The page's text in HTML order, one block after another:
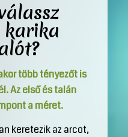
karika
több tényezőt is
Az első és talán
a méret.
keretezik az arcot,